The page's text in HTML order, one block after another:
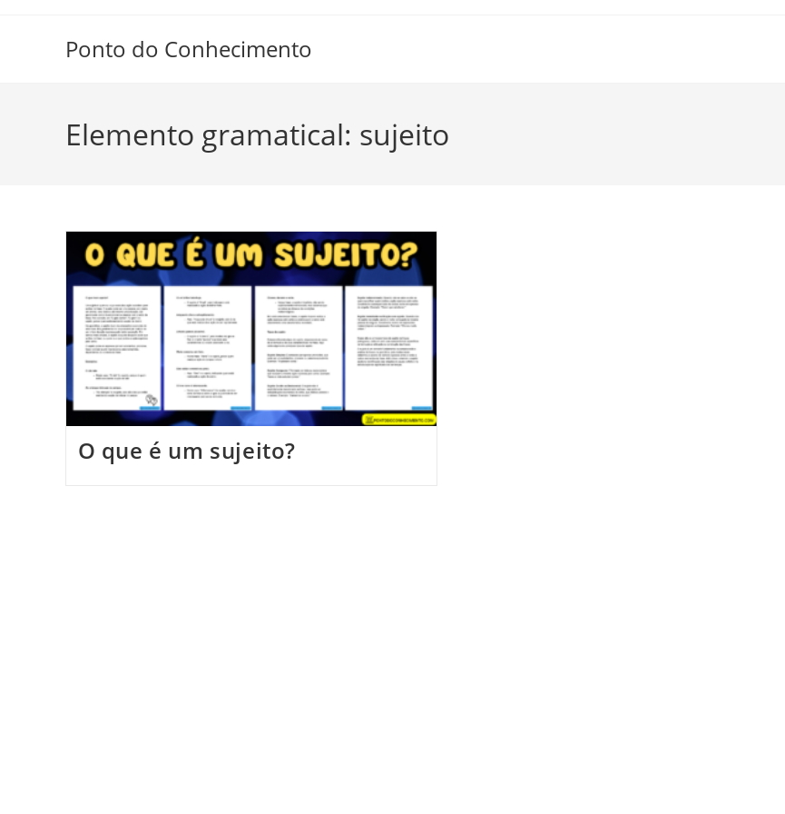
Ponto do Conhecimento
Elemento gramatical: sujeito
O que é um sujeito?